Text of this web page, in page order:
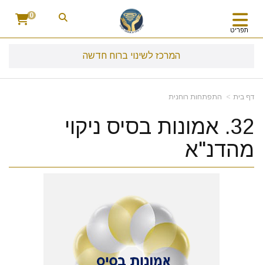
תפריט
0
המרכז לשינוי ברוח חדשה
דף בית התפתחות רוחנית
32. אמונות בסיס ניקוי
מהדנ"א